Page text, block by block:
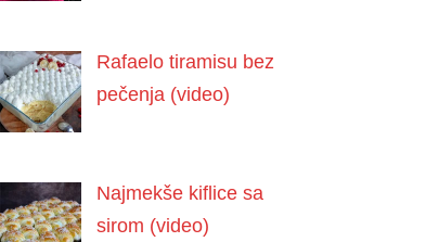
Rafaelo tiramisu bez
pečenja (video)
Najmekše kiflice sa
sirom (video)